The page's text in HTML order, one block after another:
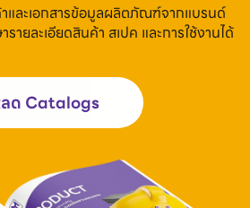
และเอกสารข้อมูลผลิตภัณฑ์จากแบรนด์
ายละเอียดสินค้า สเปค และการใช้งานได้
ลด Catalogs